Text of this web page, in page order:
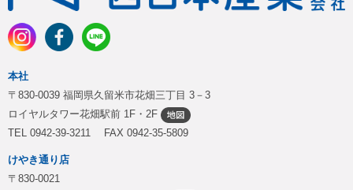
本社
〒830-0039 福岡県久留米市花畑三丁目 3－3
ロイヤルタワー花畑駅前 1F・2F
TEL 0942-39-3211 FAX 0942-35-5809
けやき通り店
〒830-0021